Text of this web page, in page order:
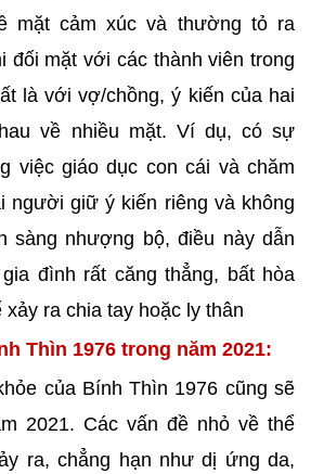
mặt cảm xúc và thường tỏ ra
đối mặt với các thành viên trong
là với vợ/chồng, ý kiến ​​của hai
về nhiều mặt. Ví dụ, có sự
việc giáo dục con cái và chăm
người giữ ý kiến ​​riêng và không
sàng nhượng bộ, điều này dẫn
đình rất căng thẳng, bất hòa
ra chia tay hoặc ly thân
Thìn 1976 trong năm 2021:
của Bính Thìn 1976 cũng sẽ
2021. Các vấn đề nhỏ về thể
ra, chẳng hạn như dị ứng da,